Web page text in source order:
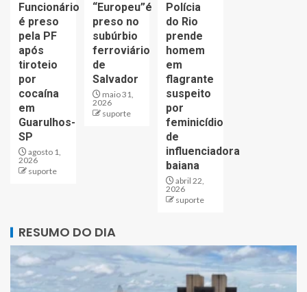
Funcionário
é preso
pela PF
após
tiroteio
por
cocaína
em
Guarulhos-
SP
agosto 1,
2026
suporte
“Europeu”é
preso no
subúrbio
ferroviário
de
Salvador
maio 31,
2026
suporte
Polícia
do Rio
prende
homem
em
flagrante
suspeito
por
feminicídio
de
influenciadora
baiana
abril 22,
2026
suporte
RESUMO DO DIA